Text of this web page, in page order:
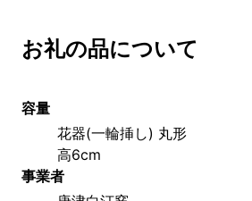
お礼の品について
容量
花器(一輪挿し) 丸形
高6cm
事業者